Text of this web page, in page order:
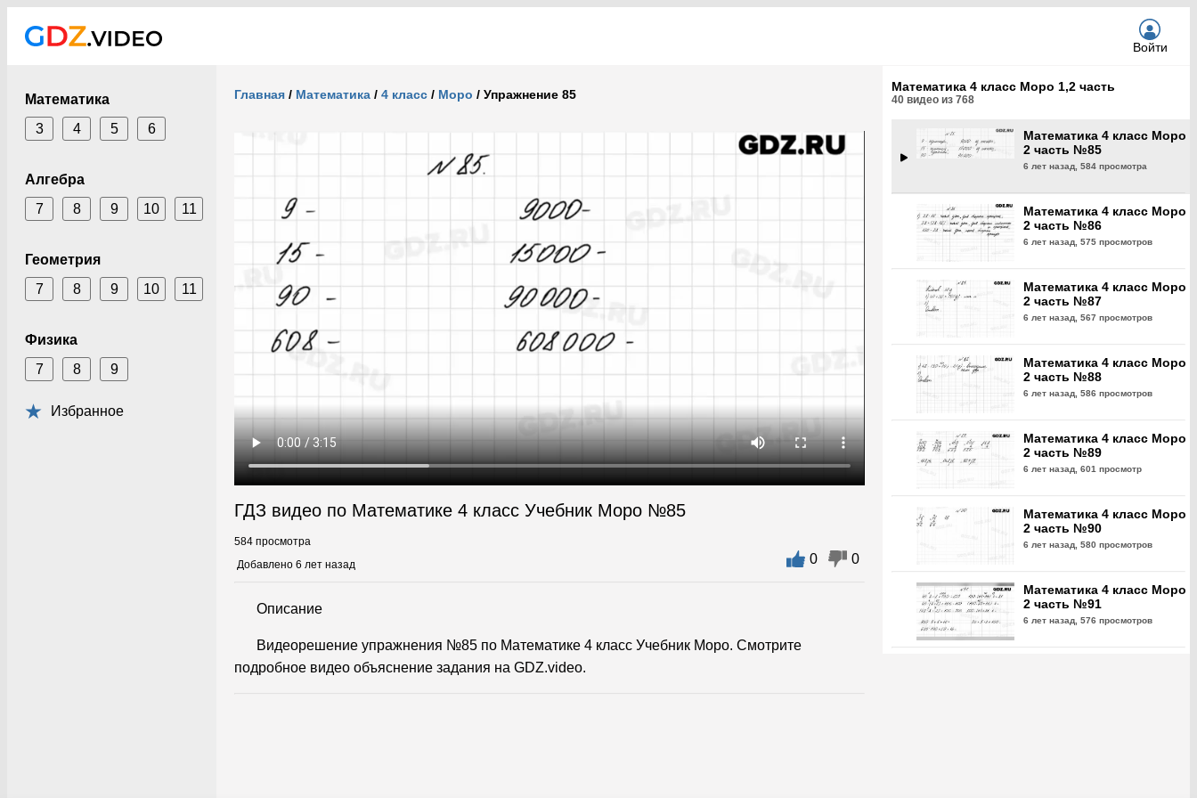
Войти
Математика
3
4 5 6
Алгебра
7
8 9 10 11
Геометрия
7
8 9 10 11
Физика
7
8 9
Избранное
Главная / Математика / 4 класс / Моро / Упражнение 85
ГДЗ видео по Математике 4 класс Учебник Моро №85
584 просмотра
Добавлено 6 лет назад
0 0
Описание
Видеорешение упражнения №85 по Математике 4 класс Учебник Моро. Смотрите
подробное видео объяснение задания на GDZ.video.
Математика 4 класс Моро 1,2 часть
40 видео из 768
6 лет назад,578 просмотров
Математика 4 класс Моро
2 часть №85
6 лет назад, 584 просмотра
Математика 4 класс Моро
2 часть №86
6 лет назад, 575 просмотров
Математика 4 класс Моро
2 часть №87
6 лет назад, 567 просмотров
Математика 4 класс Моро
2 часть №88
6 лет назад, 586 просмотров
Математика 4 класс Моро
2 часть №89
6 лет назад, 601 просмотр
Математика 4 класс Моро
2 часть №90
6 лет назад, 580 просмотров
Математика 4 класс Моро
2 часть №91
6 лет назад, 576 просмотров